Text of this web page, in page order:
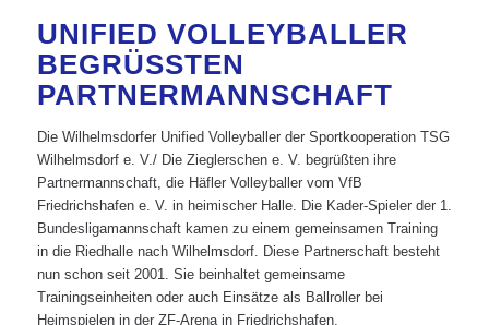
UNIFIED VOLLEYBALLER
BEGRÜSSTEN P
ARTNERMANNSCHAFT
Die Wilhelmsdorfer Unified Volleyballer der Sportkooperation TSG
Wilhelmsdorf e. V./ Die Zieglerschen e. V. begrüßten ihre
Partnermannschaft, die Häfler Volleyballer vom VfB
Friedrichshafen e. V. in heimischer Halle. Die Kader-Spieler der 1.
Bundesligamannschaft kamen zu einem gemeinsamen Training
in die Riedhalle nach Wilhelmsdorf. Diese Partnerschaft besteht
nun schon seit 2001. Sie beinhaltet gemeinsame
Trainingseinheiten oder auch Einsätze als Ballroller bei
Heimspielen in der ZF-Arena in Friedrichshafen.